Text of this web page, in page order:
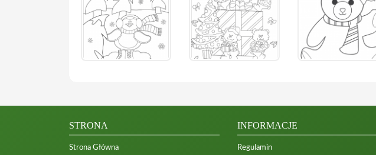
STRONA
Strona Główna
INFORMACJE
Regulamin